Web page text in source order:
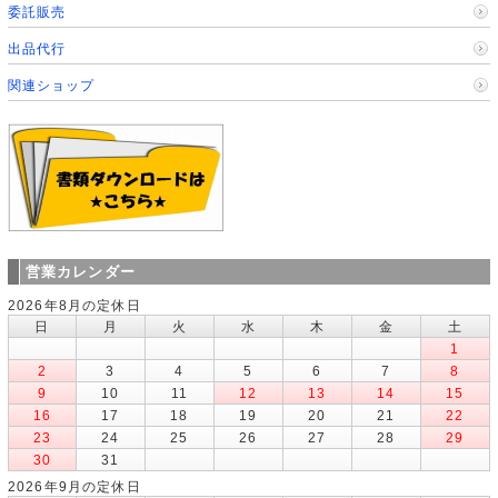
委託販売
出品代行
関連ショップ
営業カレンダー
2026年8月の定休日
日
月 火 水 木 金
土
1
2
3 4 5 6 7
8
9
10 11 12 13 14
15
16
17 18 19 20 21
22
23
24 25 26 27 28
29
30
31
2026年9月の定休日